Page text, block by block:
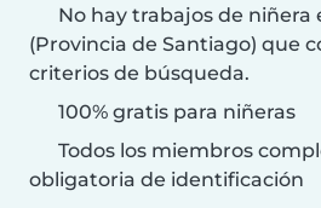
No hay trabajos de niñera
(Provincia de Santiago) que
criterios de búsqueda.
100% gratis para niñeras
Todos los miembros
obligatoria de identificación